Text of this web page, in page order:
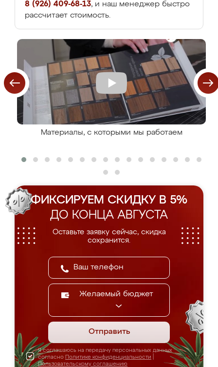
8 (926) 409-68-13, и наш менеджер быстро
рассчитает стоимость.
Материалы, с которыми мы работаем
ФИКСИРУЕМ СКИДКУ В 5%
ДО КОНЦА АВГУСТА
Оставьте заявку сейчас, скидка
сохранится.
Желаемый бюджет
Отправить
Я соглашаюсь на передачу персональных данных
согласно Политике конфиденциальности
Пользовательскому соглашению